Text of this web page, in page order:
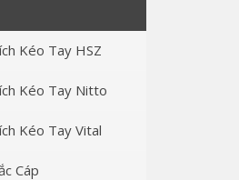
Kéo Tay HSZ
Kéo Tay Nitto
Kéo Tay Vital
Cáp